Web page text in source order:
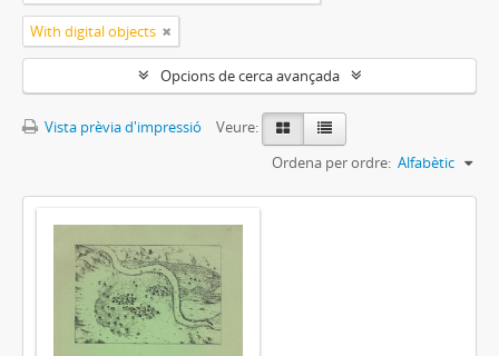
With digital objects
Opcions de cerca avançada
Vista prèvia d'impressió
Veure:
Ordena per ordre: Alfabètic